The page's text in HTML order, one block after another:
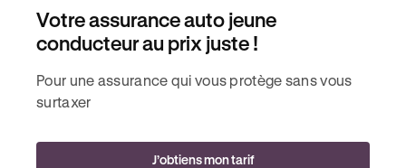
Votre assurance auto jeune
conducteur au prix juste !
Pour une assurance qui vous protège sans vous
surtaxer
J’obtiens mon tarif